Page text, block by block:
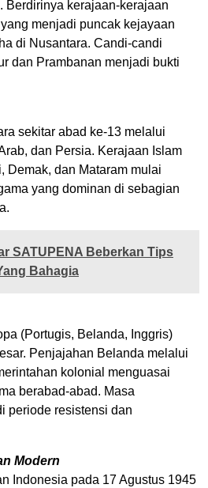
Berdirinya kerajaan-kerajaan
menjadi puncak kejayaan
di Nusantara. Candi-candi
dan Prambanan menjadi bukti
sekitar abad ke-13 melalui
dan Persia. Kerajaan Islam
Demak, dan Mataram mulai
yang dominan di sebagian
SATUPENA Beberkan Tips
Bahagia
(Portugis, Belanda, Inggris)
Penjajahan Belanda melalui
kolonial menguasai
berabad-abad. Masa
periode resistensi dan
Modern
Indonesia pada 17 Agustus 1945